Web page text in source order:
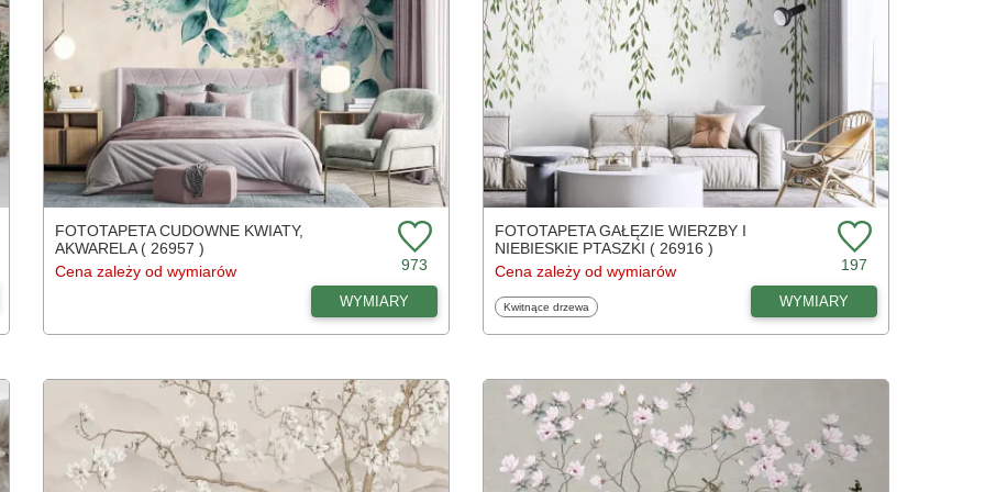
FOTOTAPETA CUDOWNE KWIATY,
AKWARELA ( 26957 )
Cena zależy od wymiarów
973
WYMIARY
FOTOTAPETA GAŁĘZIE WIERZBY I
NIEBIESKIE PTASZKI ( 26916 )
Cena zależy od wymiarów
197
Fototapety
Kwitnące drzewa WYMIARY